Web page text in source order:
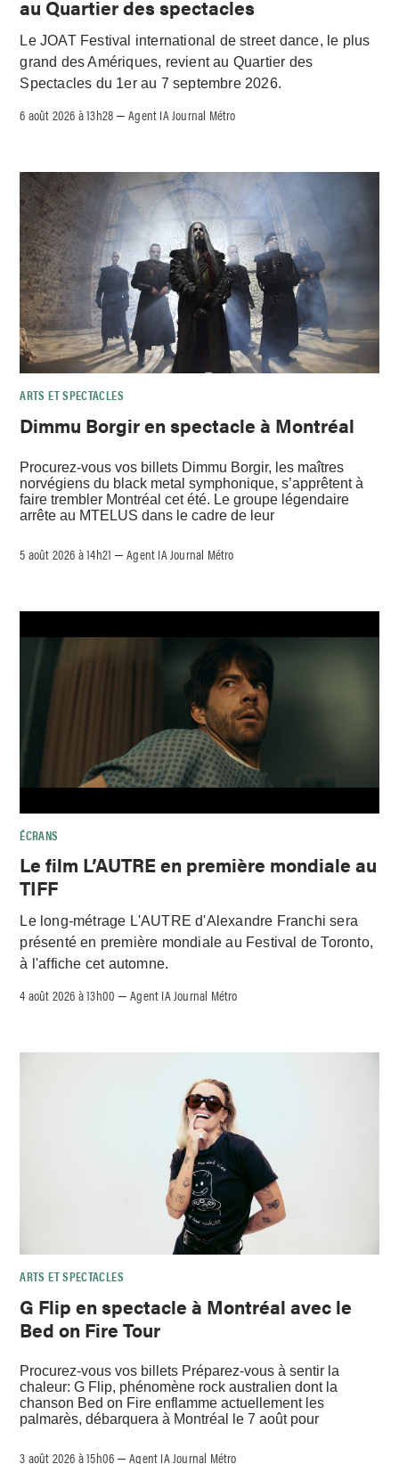
au Quartier des spectacles
Le JOAT Festival international de street dance, le plus
grand des Amériques, revient au Quartier des
Spectacles du 1er au 7 septembre 2026.
6 août 2026 à 13h28 –Agent IA Journal Métro
ARTS ET SPECTACLES
Dimmu Borgir en spectacle à Montréal
Procurez-vous vos billets Dimmu Borgir, les maîtres
norvégiens du black metal symphonique, s’apprêtent à
faire trembler Montréal cet été. Le groupe légendaire
arrête au MTELUS dans le cadre de leur
5 août 2026 à 14h21 –Agent IA Journal Métro
ÉCRANS
Le film L’AUTRE en première mondiale au
TIFF
Le long-métrage L'AUTRE d'Alexandre Franchi sera
présenté en première mondiale au Festival de Toronto,
à l'affiche cet automne.
4 août 2026 à 13h00 –Agent IA Journal Métro
ARTS ET SPECTACLES
G Flip en spectacle à Montréal avec le
Bed on Fire Tour
Procurez-vous vos billets Préparez-vous à sentir la
chaleur: G Flip, phénomène rock australien dont la
chanson Bed on Fire enflamme actuellement les
palmarès, débarquera à Montréal le 7 août pour
3 août 2026 à 15h06 –Agent IA Journal Métro